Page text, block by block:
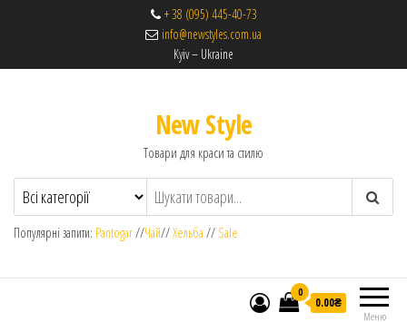
+ 38 (095) 445-40-73
info@newstyles.com.ua
Kyiv – Ukraine
New Style
Товари для краси та стилю
Популярні запити: Pantogar//Чай//Хельба // Sale
Меню
0
0.00₴